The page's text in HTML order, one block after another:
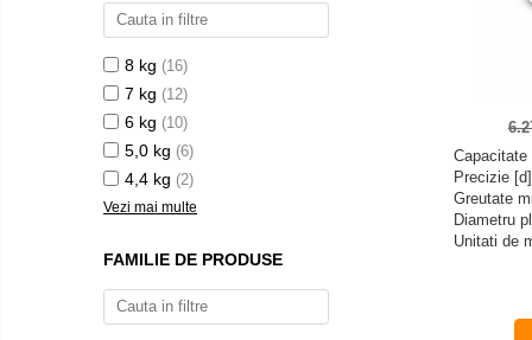
Masurare cuplu
Masurare cuplu pentru capace cu filet
Masurare cuplu pentru scule
Masurarea grosimii stratului
Masurarea grosimii stratului - Digital
Masurarea grosimii materialului
Metoda Pulse-Echo
Mediul si siguranta muncii
Masurarea intensitatii luminoase
8 kg (16)
7 kg (12)
6 kg (10)
5,0 kg (6)
4,4 kg (2)
Vezi mai multe
FAMILIE DE PRODUSE
Capacitate
Precizie
Greutate
Diametru
Unitati de